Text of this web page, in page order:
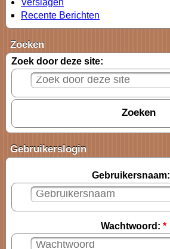
Verslagen
Recente Berichten
Zoeken
Zoek door deze site:
Gebruikerslogin
Gebruikersnaam:
Wachtwoord: *